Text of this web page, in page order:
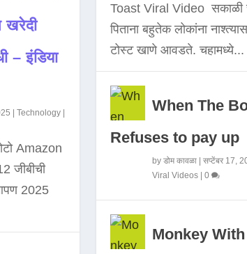
खरेदी
– इंडिया
Technology|
Amazon
जीबीची
2025
Toast Viral Video सकाळी
पिताना बहुतेक लोकांना
टोस्ट खाणे आवडते. चहामध्ये...
When The
Refuses to pay up
by डोम कावळा| सप्टेंबर 17,
Viral Videos| 0
Monkey With